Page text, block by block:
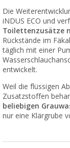
Die
iNDUS ECO und
Toilettenzusätze
Rückstände im
täglich mit einer
entwickelt.
Weil die flüssigen
Zusatzstoffen
beliebigen
nur eine Klärgrube